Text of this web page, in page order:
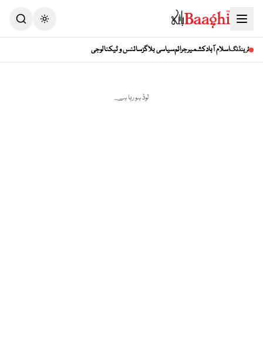
Toggle theme
ٹرینڈنگاسلام آبادکشمیرجرائمسیاسی بلاگزسائنس و ٹیکنالوجی
لوڈ ہو رہا ہے...